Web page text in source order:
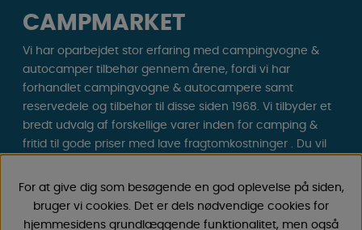
CAMPMARKET
Vi har oparbejdet stor erfaring med campingvogne &
autocamper tilbehør gennem årene, fordi vi har
forhandlet campingvogne & autocampere samt
reservedele og tilbehør til disse siden 1968. Vi tilbyder et
bredt udvalg af forskellige varer inden for camping &
fritid til gode priser med lave fragtomkostninger . Du vil
30.000 produkter!
Følg os på Facebook og Instagram for inspiration,
For at give dig som besøgende en god oplevelse på siden,
bruger vi cookies. Det er dels nødvendige cookies for
hjemmesidens grundlæggende funktionalitet, men også